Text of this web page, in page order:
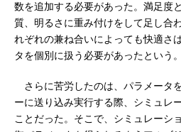
数を追加する必要があった。満足度
質、明るさに重み付けをして足し合
れぞれの兼ね合いによっても快適さ
タを個別に扱う必要があったという。
さらに苦労したのは、パラメータ
ーに送り込み実行する際、シミュレ
ことだった。そこで、シミュレーシ